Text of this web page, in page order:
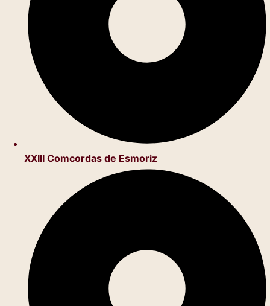
XXIII Comcordas de Esmoriz